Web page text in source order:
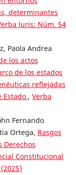
determinantes
luris: Núm. 54
Paola Andrea
los actos
de los estados
reflejadas
Estado , Verba
Fernando
Ortega, Rasgos
Derechos
Constitucional